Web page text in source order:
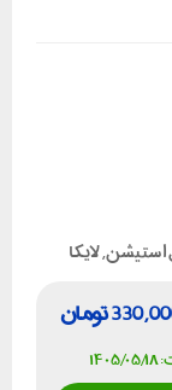
استیشن,لایکا
تومان